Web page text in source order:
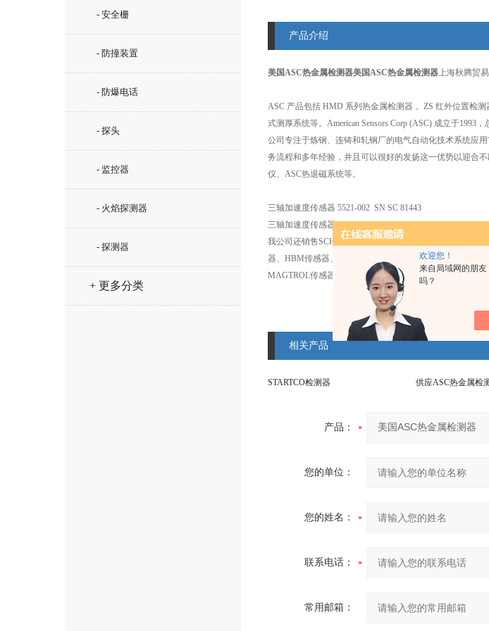
欢迎您！
来自局域网的朋
吗？
- 安全栅
- 防撞装置
- 防爆电话
- 探头
- 监控器
- 火焰探测器
- 探测器
+ 更多分类
产品介绍
美国ASC热金属检测器美国ASC热金属检测器上海秋腾贸
ASC 产品包括 HMD 系列热金属检测器， ZS 红外位置检
式测厚系统等。American Sensors Corp (ASC) 成立于
公司专注于炼钢、连铸和轧钢厂的电气自动化技术系统应
务流程和多年经验，并且可以很好的发扬这一优势以迎合
仪、ASC热退磁系统等。
三轴加速度传感器 5521-002 SN SC 81443
三轴加速度传感器 5521-002 SN SC 81443
我公司还销售SCHENCK传感器、bircher传感器、Captron
器、HBM传感器、ARELCO氧气传感器、ASA-RT传感器
MAGTROL传感器等产品 。
相关产品
STARTCO检测器 供应ASC热金属检
产品：
您的单位：
您的姓名：
联系电话：
常用邮箱：